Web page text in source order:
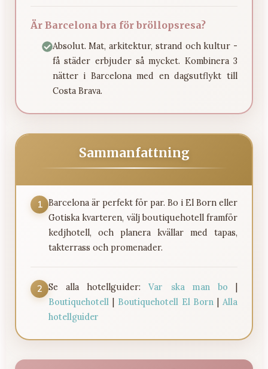
Är Barcelona bra för bröllopsresa?
Absolut. Mat, arkitektur, strand och kultur -
få städer erbjuder så mycket. Kombinera 3
nätter i Barcelona med en dagsutflykt till
Costa Brava.
Sammanfattning
1 Barcelona är perfekt för par. Bo i El Born eller
Gotiska kvarteren, välj boutiquehotell framför
kedjhotell, och planera kvällar med tapas,
takterrass och promenader.
2 Se alla hotellguider:Var ska man bo
Boutiquehotell
Boutiquehotell El Born |Alla
hotellguider